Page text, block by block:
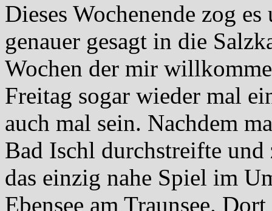
Dieses Wochenende zog
genauer gesagt in die
Wochen der mir
Freitag sogar wieder mal
auch mal sein. Nachdem
Bad Ischl durchstreifte
das einzig nahe Spiel im
Ebensee am Traunsee.